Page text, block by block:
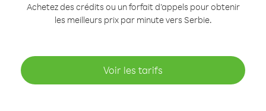
Achetez des crédits ou un forfait d’appels pour obtenir
les meilleurs prix par minute vers Serbie.
Voir les tarifs